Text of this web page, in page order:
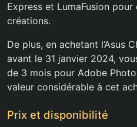
Express et LumaFusion
créations.
De plus, en achetant l’Asus
avant le 31 janvier 2024,
de 3 mois pour Adobe
valeur considérable à cet
Prix et disponibilité